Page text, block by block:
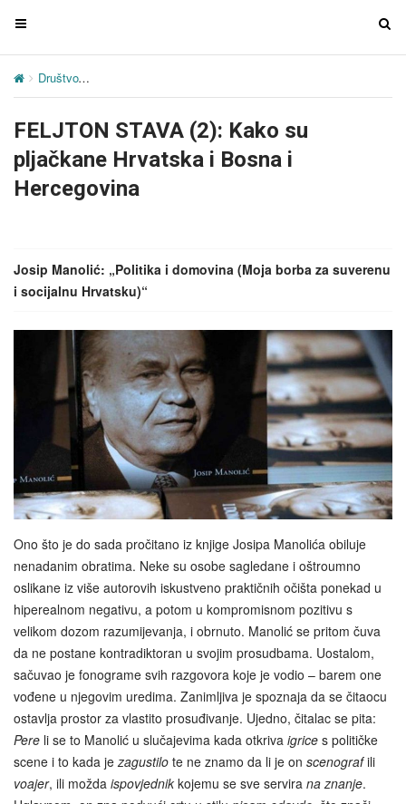
T
g
e
n
a
v
a
t
o
T
o
n
Društvo
FELJTON STAVA (2): Kako su
pljačkane Hrvatska i Bosna i
Hercegovina
Josip Manolić: „Politika i domovina (Moja borba za suverenu
i socijalnu Hrvatsku)“
Ono što je do sada pročitano iz knjige Josipa Manolića obiluje
nenadanim obratima. Neke su osobe sagledane i oštroumno
oslikane iz više autorovih iskustveno praktičnih očišta ponekad u
hiperealnom negativu, a potom u kompromisnom pozitivu s
velikom dozom razumijevanja, i obrnuto. Manolić se pritom čuva
da ne postane kontradiktoran u svojim prosudbama. Uostalom,
sačuvao je fonograme svih razgovora koje je vodio – barem one
vođene u njegovim uredima. Zanimljiva je spoznaja da se čitaocu
ostavlja prostor za vlastito prosuđivanje. Ujedno, čitalac se pita:
Pere li se to Manolić u slučajevima kada otkriva igrice s političke
scene i to kada jezagustilo te ne znamo da li je on scenografili
voajer, ili možda ispovjednik kojemu se sve servira na znanje.